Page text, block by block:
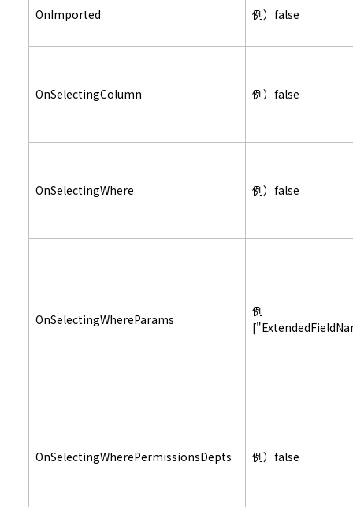
OnImported 例）false
OnSelectingColumn 例）false
OnSelectingWhere 例）false
OnSelectingWhereParams
例
OnSelectingWherePermissionsDepts 例）false